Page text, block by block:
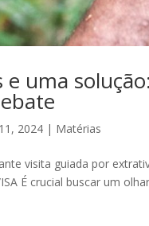
e uma
2024 | Matérias
visita guiada por
É crucial buscar um